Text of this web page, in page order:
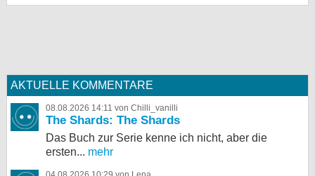
AKTUELLE KOMMENTARE
08.08.2026 14:11 von Chilli_vanilli
The Shards: The Shards
Das Buch zur Serie kenne ich nicht, aber die
ersten... mehr